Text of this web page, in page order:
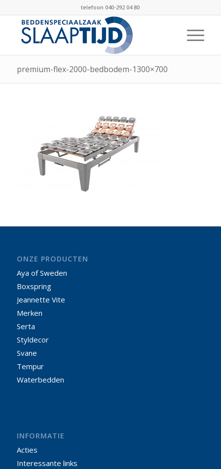
telefoon 040-292 04 80
premium-flex-2000-bedbodem-1300×700
ONZE PRODUCTEN
Aya of Sweden
Boxspring
Jeannette Vite
Merken
Serta
Styldecor
Svane
Tempur
Waterbedden
INFORMATIE
Acties
Interessante links